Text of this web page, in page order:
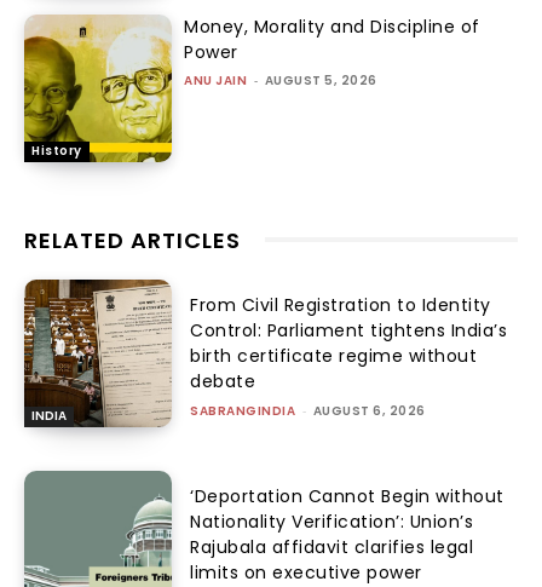
History
Money, Morality and Discipline of
Power
ANU JAIN - AUGUST 5, 2026
RELATED ARTICLES
INDIA
From Civil Registration to Identity
Control: Parliament tightens India’s
birth certificate regime without
debate
SABRANGINDIA - AUGUST 6, 2026
‘Deportation Cannot Begin without
Nationality Verification’: Union’s
Rajubala affidavit clarifies legal
limits on executive power